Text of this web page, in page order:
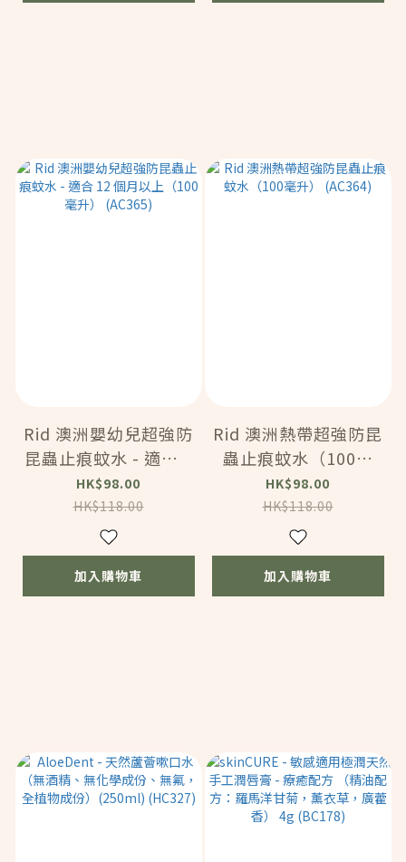
Rid 澳洲嬰幼兒超強防
昆蟲止痕蚊水 - 適合 1
2 個月以上（100毫
升） (AC365)
HK$98.00
HK$118.00
加入購物車
Rid 澳洲熱帶超強防昆
蟲止痕蚊水（100毫
升） (AC364)
HK$98.00
HK$118.00
加入購物車